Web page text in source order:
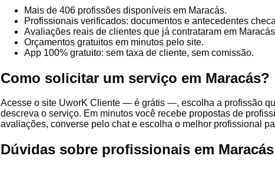
Mais de 406 profissões disponíveis em Maracás.
Profissionais verificados: documentos e antecedentes
Avaliações reais de clientes que já contrataram em
Orçamentos gratuitos em minutos pelo site.
App 100% gratuito: sem taxa de cliente, sem comissão.
Como solicitar um serviço em Maracás?
Acesse o site UworK Cliente — é grátis —, escolha a profissão
descreva o serviço. Em minutos você recebe propostas de
avaliações, converse pelo chat e escolha o melhor profissional
Dúvidas sobre profissionais em Maracás